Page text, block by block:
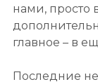
нами, просто
главное – в
Последние